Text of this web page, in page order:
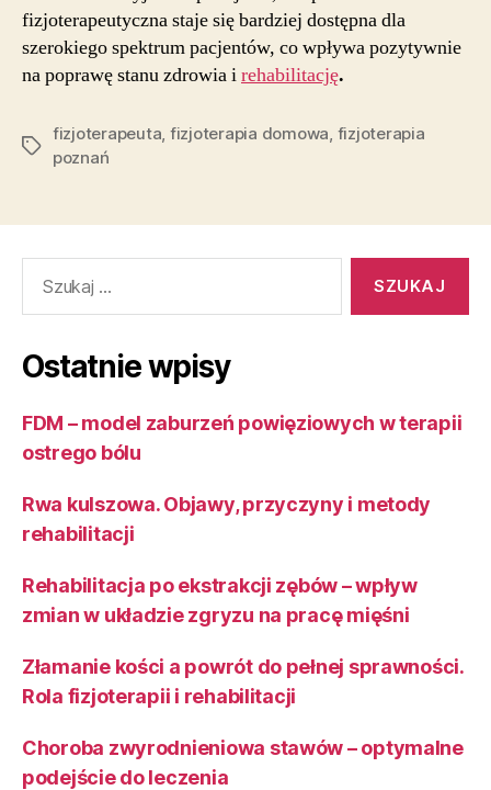
fizjoterapeutyczna staje się bardziej dostępna dla
szerokiego spektrum pacjentów, co wpływa pozytywnie
na poprawę stanu zdrowia irehabilitację.
Tagi
fizjoterapeuta, fizjoterapia domowa, fizjoterapia
poznań
Ostatnie wpisy
FDM – model zaburzeń powięziowych w terapii
ostrego bólu
Rwa kulszowa. Objawy, przyczyny i metody
rehabilitacji
Rehabilitacja po ekstrakcji zębów – wpływ
zmian w układzie zgryzu na pracę mięśni
Złamanie kości a powrót do pełnej sprawności.
Rola fizjoterapii i rehabilitacji
Choroba zwyrodnieniowa stawów – optymalne
podejście do leczenia